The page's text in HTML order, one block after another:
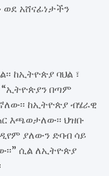
ወደ አሸናፊነታችን
ከኢትዮጵያ ባህል ፣
“ኢትዮጵያን በጣም
ከኢትዮጵያ ብሄራዊ
እጫወታለው፡፡ ህዝቡ
ያለውን ድባብ ሳይ
ሲል ለኢትዮጵያ